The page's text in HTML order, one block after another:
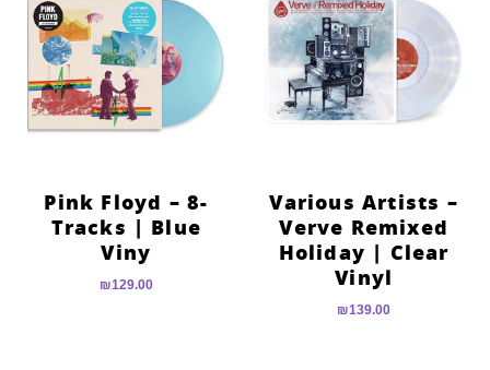
Various Artists –
Verve Remixed
Holiday | Clear
Vinyl
₪139.00
Pink Floyd – 8-
Tracks | Blue
Viny
₪129.00